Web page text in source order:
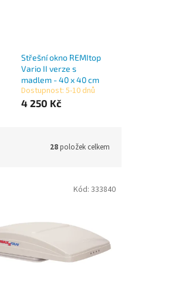
Střešní okno REMItop
Vario II verze s
madlem - 40 x 40 cm
Dostupnost: 5-10 dnů
4 250 Kč
28položek celkem
Kód: 333840